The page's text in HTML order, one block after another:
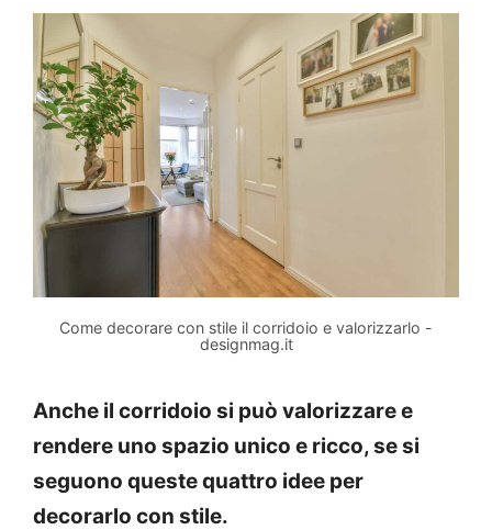
Come decorare con stile il corridoio e valorizzarlo -
designmag.it
Anche il corridoio si può valorizzare e
rendere uno spazio unico e ricco, se si
seguono queste quattro idee per
decorarlo con stile.